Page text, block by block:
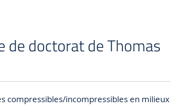
de doctorat de Thomas
compressibles/incompressibles en milieux